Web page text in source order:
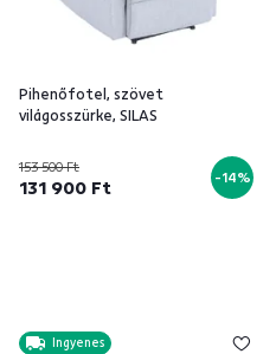
Pihenőfotel, szövet
világosszürke, SILAS
153 500 Ft
131 900 Ft -14%
Ingyenes